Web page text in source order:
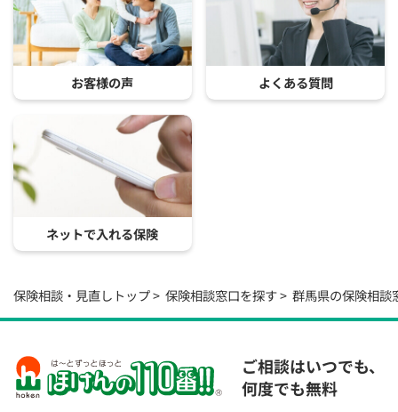
お客様の声 よくある質問
ネットで入れる保険
保険相談・見直しトップ 保険相談窓口を探す 群馬県の保険相談
ご相談はいつでも、
何度でも無料